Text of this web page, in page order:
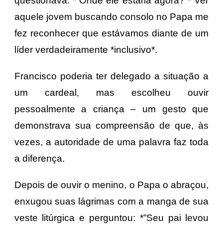
aquele jovem buscando consolo no Papa me
fez reconhecer que estávamos diante de um
líder verdadeiramente *inclusivo*.
Francisco poderia ter delegado a situação a
um cardeal, mas escolheu ouvir
pessoalmente a criança – um gesto que
demonstrava sua compreensão de que, às
vezes, a autoridade de uma palavra faz toda
a diferença.
Depois de ouvir o menino, o Papa o abraçou,
enxugou suas lágrimas com a manga de sua
veste litúrgica e perguntou: *”Seu pai levou